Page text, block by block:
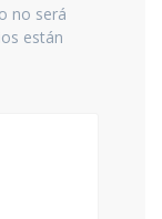
no será
están